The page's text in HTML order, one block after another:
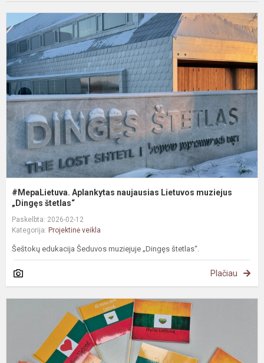
#MepaLietuva. Aplankytas naujausias Lietuvos muziejus
„Dingęs štetlas“
Paskelbta: 2026-02-12
Kategorija: Projektinė veikla
Šeštokų edukacija Šeduvos muziejuje „Dingęs štetlas“.
Plačiau